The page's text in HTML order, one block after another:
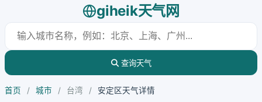
giheik天气网
查询天气
首页 / 城市 / 台湾 / 安定区天气详情